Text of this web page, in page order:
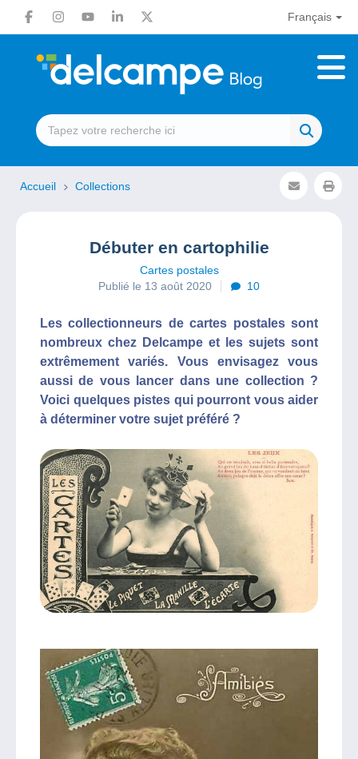
Français
Accueil Collections
Débuter en cartophilie
Cartes postales
Publié le 13 août 2020
10
Les collectionneurs de cartes postales sont
nombreux chez Delcampe et les sujets sont
extrêmement variés. Vous envisagez vous
aussi de vous lancer dans une collection ?
Voici quelques pistes qui pourront vous aider
à déterminer votre sujet préféré ?